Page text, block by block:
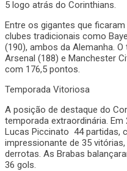
5 logo atrás do Corinthians.
Entre os gigantes que
clubes tradicionais como
(190), ambos da Alemanha.
Arsenal (188) e Manchester
com 176,5 pontos.
Temporada Vitoriosa
A posição de destaque do
temporada extraordinária.
Lucas Piccinato 44 partidas,
impressionante de 35
derrotas. As Brabas
36 gols.